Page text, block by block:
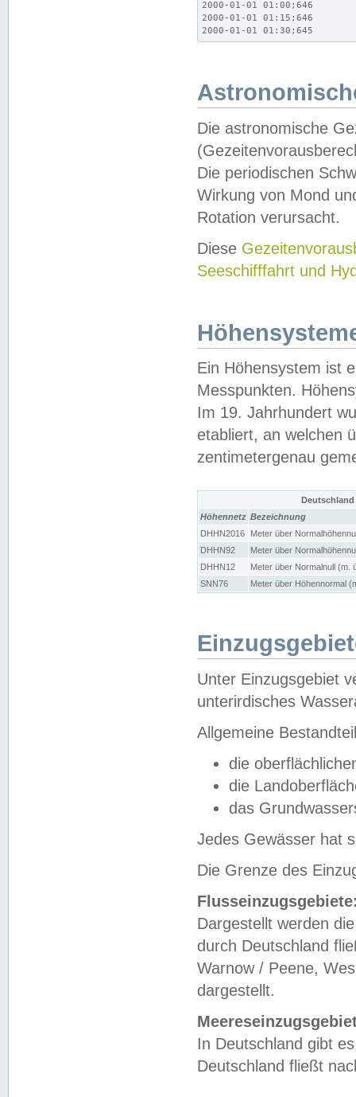
2000-01-01 01:00;646
2000-01-01 01:15;646
2000-01-01 01:30;645
Die astronomische
Die periodischen
Wirkung von Mond
Rotation verursacht.
Diese
Seeschifffahrt und
Ein Höhensystem ist
Messpunkten.
Im 19. Jahrhundert
etabliert, an welchen
zentimetergenau
Höhennetz Bezeichnung
DHHN2016
Meter über
DHHN92
Meter über
DHHN12
Meter über Normalnull (m.
SNN76
Meter über Höhennormal
Unter Einzugsgebiet
unterirdisches
Allgemeine
die
die
das
Jedes Gewässer hat
Die Grenze des
Dargestellt werden
durch Deutschland
Warnow / Peene,
dargestellt.
In Deutschland gibt
Deutschland fließt